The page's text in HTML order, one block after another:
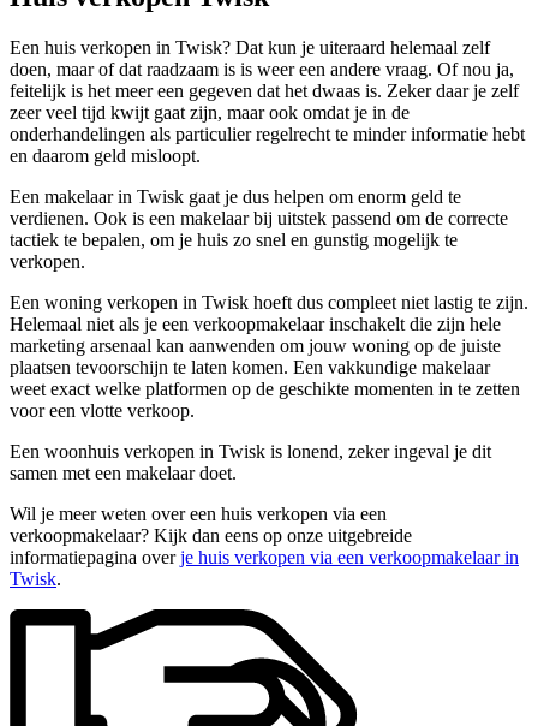
Een huis verkopen in Twisk? Dat kun je uiteraard helemaal zelf
doen, maar of dat raadzaam is is weer een andere vraag. Of nou ja,
feitelijk is het meer een gegeven dat het dwaas is. Zeker daar je zelf
zeer veel tijd kwijt gaat zijn, maar ook omdat je in de
onderhandelingen als particulier regelrecht te minder informatie hebt
en daarom geld misloopt.
Een makelaar in Twisk gaat je dus helpen om enorm geld te
verdienen. Ook is een makelaar bij uitstek passend om de correcte
tactiek te bepalen, om je huis zo snel en gunstig mogelijk te
verkopen.
Een woning verkopen in Twisk hoeft dus compleet niet lastig te zijn.
Helemaal niet als je een verkoopmakelaar inschakelt die zijn hele
marketing arsenaal kan aanwenden om jouw woning op de juiste
plaatsen tevoorschijn te laten komen. Een vakkundige makelaar
weet exact welke platformen op de geschikte momenten in te zetten
voor een vlotte verkoop.
Een woonhuis verkopen in Twisk is lonend, zeker ingeval je dit
samen met een makelaar doet.
Wil je meer weten over een huis verkopen via een
verkoopmakelaar? Kijk dan eens op onze uitgebreide
informatiepagina overje huis verkopen via een verkoopmakelaar in
Twisk.